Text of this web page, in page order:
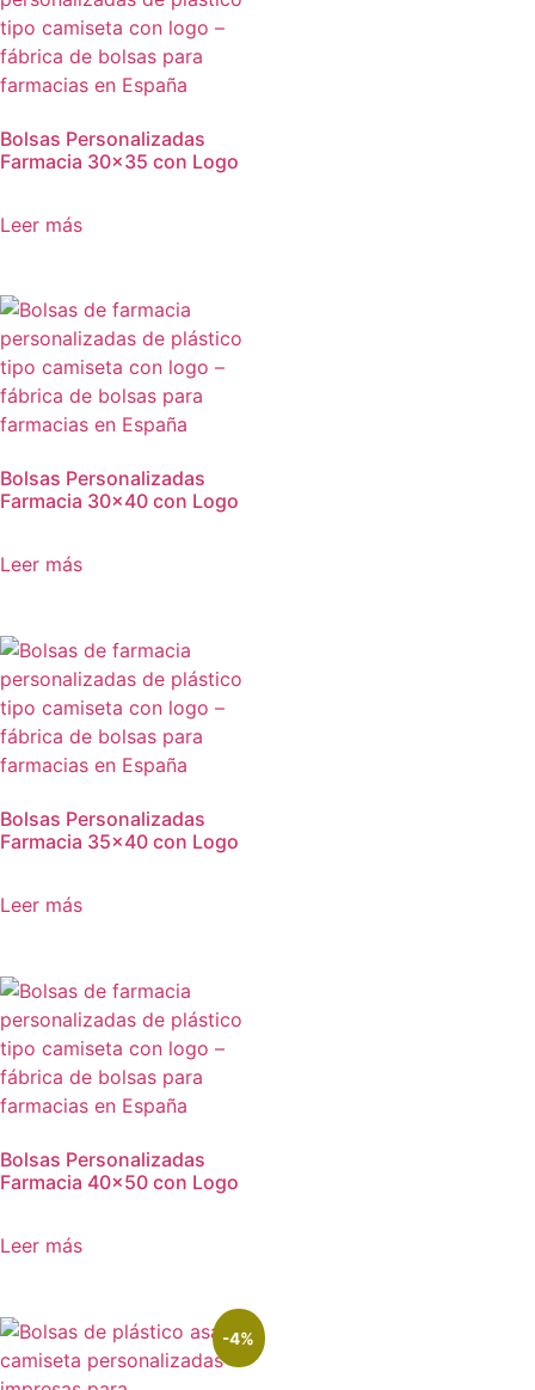
Bolsas Personalizadas
Farmacia 30×35 con Logo
Leer más
Bolsas Personalizadas
Farmacia 30×40 con Logo
Leer más
Bolsas Personalizadas
Farmacia 35×40 con Logo
Leer más
Bolsas Personalizadas
Farmacia 40×50 con Logo
Leer más
-4%